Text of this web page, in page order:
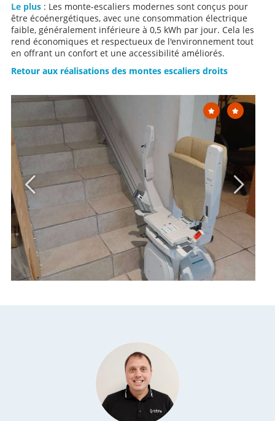
Le plus: Les monte-escaliers modernes sont conçus pour
être écoénergétiques, avec une consommation électrique
faible, généralement inférieure à 0,5 kWh par jour. Cela les
rend économiques et respectueux de l'environnement tout
en offrant un confort et une accessibilité améliorés.
Retour aux réalisations des montes escaliers droits